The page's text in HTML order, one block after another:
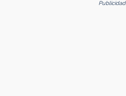
Publicidad